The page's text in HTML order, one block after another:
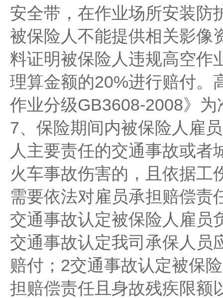
安全带，在作业场所安装防
被保险人不能提供相关影像
料证明被保险人违规高空作
理算金额的20%进行赔付。
作业分级GB3608-2008》为
7、保险期间内被保险人雇
人主要责任的交通事故或者
火车事故伤害的，且依据工
需要依法对雇员承担赔偿责
交通事故认定被保险人雇员
交通事故认定我司承保人员
赔付；2交通事故认定被保
担赔偿责任且身故残疾限额